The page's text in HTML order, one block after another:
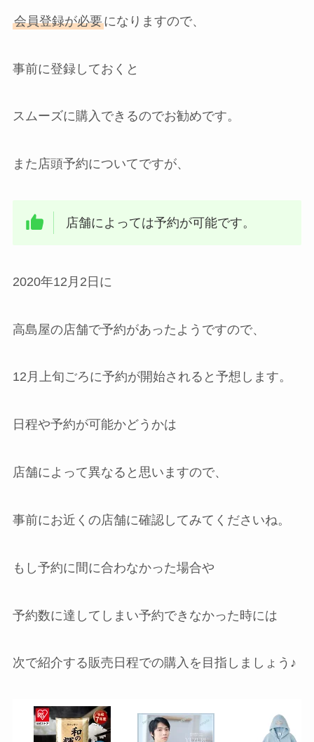
会員登録が必要になりますので、
事前に登録しておくと
スムーズに購入できるのでお勧めです。
また店頭予約についてですが、
店舗によっては予約が可能です。
2020年12月2日に
高島屋の店舗で予約があったようですので、
12月上旬ごろに予約が開始されると予想します。
日程や予約が可能かどうかは
店舗によって異なると思いますので、
事前にお近くの店舗に確認してみてくださいね。
もし予約に間に合わなかった場合や
予約数に達してしまい予約できなかった時には
次で紹介する販売日程での購入を目指しましょう♪